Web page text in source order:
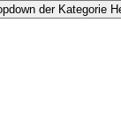
der Kategorie